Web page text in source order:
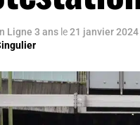
Ligne 3 ans le21 janvier 2024